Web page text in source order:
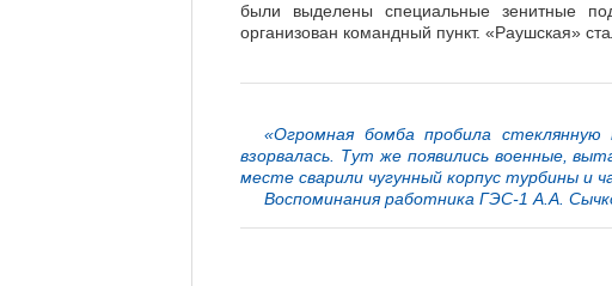
были выделены специальные зенитные
организован командный пункт. «Раушская»
«Огромная бомба пробила
взорвалась. Тут же появились военные,
месте сварили чугунный корпус турбины и
Воспоминания работника ГЭС-1 А.А.